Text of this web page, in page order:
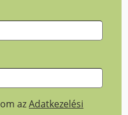
azAdatkezelési